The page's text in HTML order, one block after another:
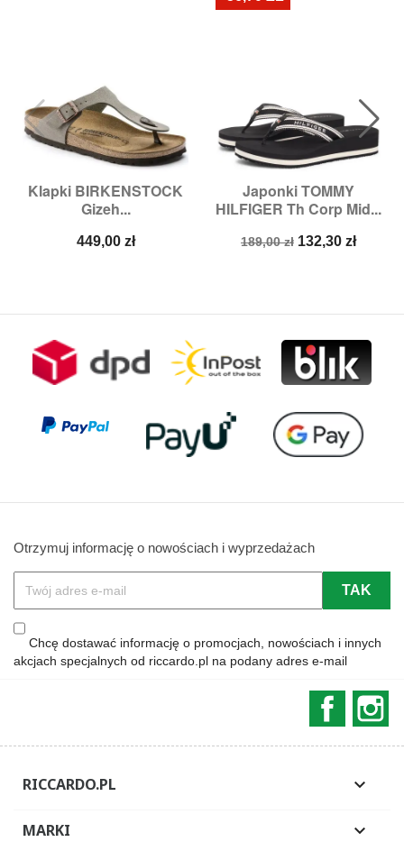
Klapki BIRKENSTOCK
Gizeh...
Cena
449,00 zł
Japonki TOMMY
HILFIGER Th Corp Mid...
Cena
189,00 zł Cena
132,30 zł
Otrzymuj informację o nowościach i wyprzedażach
Chcę dostawać informację o promocjach, nowościach i innych
akcjach specjalnych od riccardo.pl na podany adres e-mail
RICCARDO.PL 
MARKI 